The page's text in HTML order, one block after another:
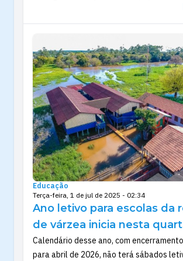
Educação
Terça-feira, 1 de jul de 2025 - 02:34
Ano letivo para escolas da
de várzea inicia nesta
Calendário desse ano, com
para abril de 2026, não terá sábados